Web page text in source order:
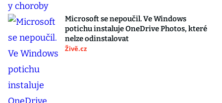
Microsoft se nepoučil. Ve Windows
potichu instaluje OneDrive Photos, které
nelze odinstalovat
Živě.cz